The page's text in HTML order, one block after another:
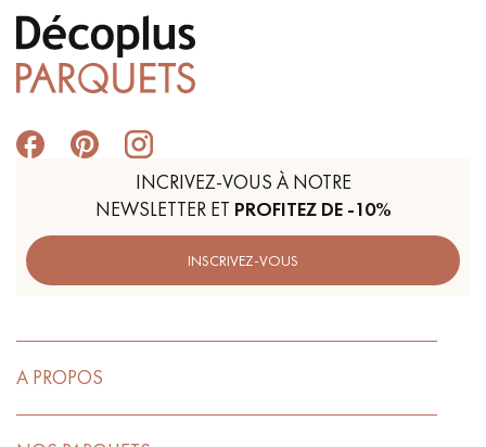
INCRIVEZ-VOUS À NOTRE
NEWSLETTER ET PROFITEZ DE -10%
INSCRIVEZ-VOUS
A PROPOS